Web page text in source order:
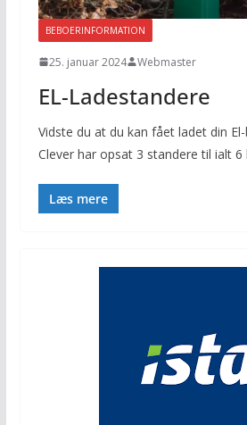
BEBOERINFORMATION
25. januar 2024 Webmaster
EL-Ladestandere
Vidste du at du kan fået ladet din
Clever har opsat 3 standere til ialt 6
Læs mere